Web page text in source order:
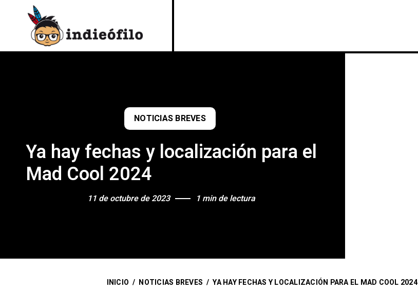
NOTICIAS BREVES
Ya hay fechas y localización para el
Mad Cool 2024
11 de octubre de 2023 1 min de lectura
INICIO / NOTICIAS BREVES / YA HAY FECHAS Y LOCALIZACIÓN PARA EL MAD COOL 2024